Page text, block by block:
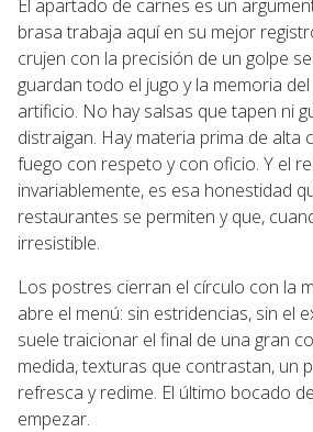
El apartado de carnes es un
brasa trabaja aquí en su mejor
crujen con la precisión de un golpe
guardan todo el jugo y la memoria
artificio. No hay salsas que tapen ni
distraigan. Hay materia prima de alta
fuego con respeto y con oficio. Y el
invariablemente, es esa honestidad
restaurantes se permiten y que,
irresistible.
Los postres cierran el círculo con la
abre el menú: sin estridencias, sin el
suele traicionar el final de una gran
medida, texturas que contrastan, un
refresca y redime. El último bocado
empezar.